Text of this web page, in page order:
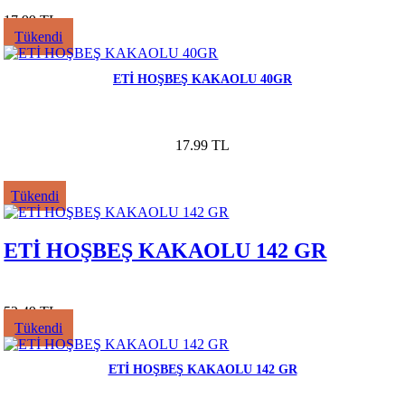
17.99 TL
Tükendi
ETİ HOŞBEŞ KAKAOLU 40GR
17.99 TL
Tükendi
ETİ HOŞBEŞ KAKAOLU 142 GR
52.49 TL
Tükendi
ETİ HOŞBEŞ KAKAOLU 142 GR